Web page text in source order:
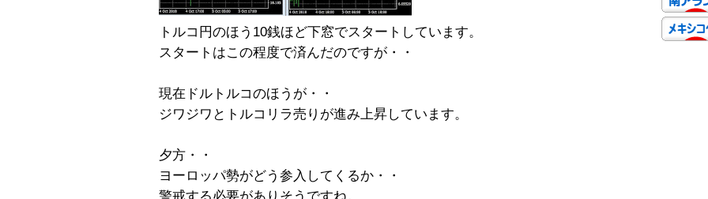
トルコ円のほう10銭ほど下窓でスタートしています。
スタートはこの程度で済んだのですが・・
現在ドルトルコのほうが・・
ジワジワとトルコリラ売りが進み上昇しています。
夕方・・
ヨーロッパ勢がどう参入してくるか・・